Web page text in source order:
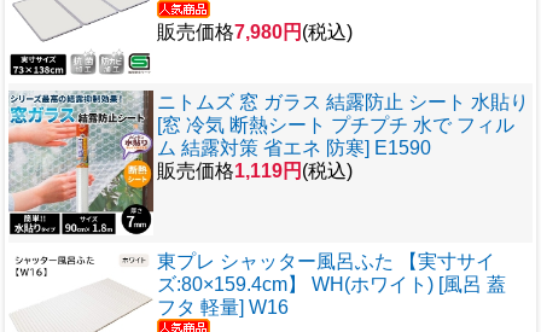
販売価格7,980円 (税込)
ニトムズ 窓 ガラス 結露防止 シート 水貼り
[窓 冷気 断熱シート プチプチ 水で フィル
ム 結露対策 省エネ 防寒] E1590
販売価格1,119円 (税込)
東プレ シャッター風呂ふた 【実寸サイ
ズ:80×159.4cm】 WH(ホワイト) [風呂 蓋
フタ 軽量] W16